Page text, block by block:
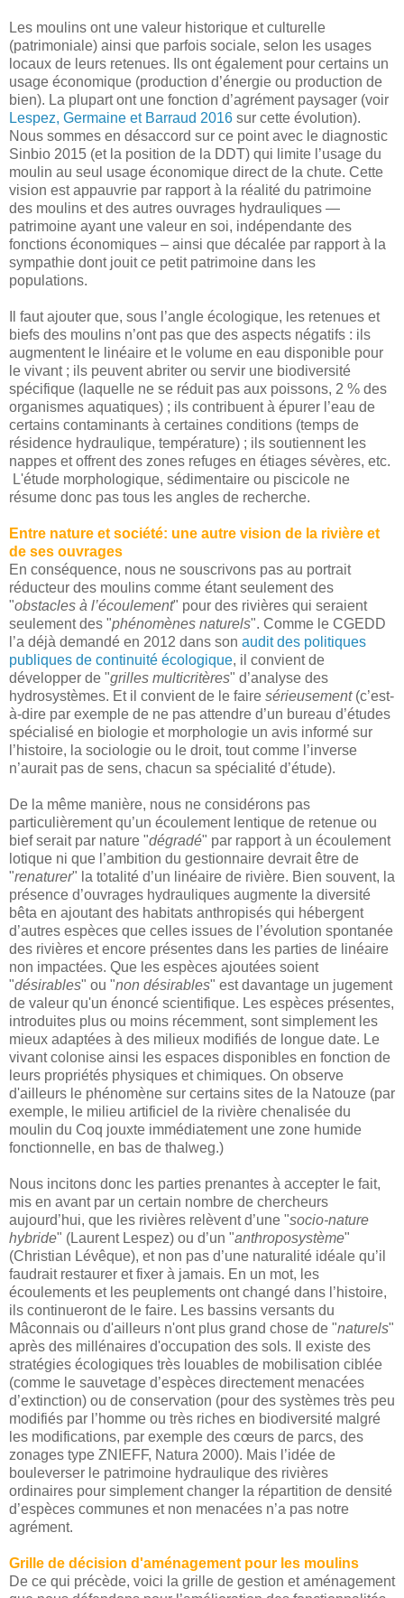
Les moulins ont une valeur historique et culturelle
(patrimoniale) ainsi que parfois sociale, selon les usages
locaux de leurs retenues. Ils ont également pour certains un
usage économique (production d’énergie ou production de
bien). La plupart ont une fonction d’agrément paysager (voir
Lespez, Germaine et Barraud 2016 sur cette évolution).
Nous sommes en désaccord sur ce point avec le diagnostic
Sinbio 2015 (et la position de la DDT) qui limite l’usage du
moulin au seul usage économique direct de la chute. Cette
vision est appauvrie par rapport à la réalité du patrimoine
des moulins et des autres ouvrages hydrauliques —
patrimoine ayant une valeur en soi, indépendante des
fonctions économiques – ainsi que décalée par rapport à la
sympathie dont jouit ce petit patrimoine dans les
populations.
Il faut ajouter que, sous l’angle écologique, les retenues et
biefs des moulins n’ont pas que des aspects négatifs : ils
augmentent le linéaire et le volume en eau disponible pour
le vivant ; ils peuvent abriter ou servir une biodiversité
spécifique (laquelle ne se réduit pas aux poissons, 2 % des
organismes aquatiques) ; ils contribuent à épurer l’eau de
certains contaminants à certaines conditions (temps de
résidence hydraulique, température) ; ils soutiennent les
nappes et offrent des zones refuges en étiages sévères, etc.
L'étude morphologique, sédimentaire ou piscicole ne
résume donc pas tous les angles de recherche.
Entre nature et société: une autre vision de la rivière et
de ses ouvrages
En conséquence, nous ne souscrivons pas au portrait
réducteur des moulins comme étant seulement des
"obstacles à l’écoulement" pour des rivières qui seraient
seulement des "phénomènes naturels". Comme le CGEDD
l’a déjà demandé en 2012 dans son audit des politiques
publiques de continuité écologique, il convient de
développer de "grilles multicritères" d’analyse des
hydrosystèmes. Et il convient de le faire sérieusement(c’est-
à-dire par exemple de ne pas attendre d’un bureau d’études
spécialisé en biologie et morphologie un avis informé sur
l’histoire, la sociologie ou le droit, tout comme l’inverse
n’aurait pas de sens, chacun sa spécialité d’étude).
De la même manière, nous ne considérons pas
particulièrement qu’un écoulement lentique de retenue ou
bief serait par nature "dégradé" par rapport à un écoulement
lotique ni que l’ambition du gestionnaire devrait être de
"renaturer" la totalité d’un linéaire de rivière. Bien souvent, la
présence d’ouvrages hydrauliques augmente la diversité
bêta en ajoutant des habitats anthropisés qui hébergent
d’autres espèces que celles issues de l’évolution spontanée
des rivières et encore présentes dans les parties de linéaire
non impactées. Que les espèces ajoutées soient
"désirables" ou "non désirables" est davantage un jugement
de valeur qu'un énoncé scientifique. Les espèces présentes,
introduites plus ou moins récemment, sont simplement les
mieux adaptées à des milieux modifiés de longue date. Le
vivant colonise ainsi les espaces disponibles en fonction de
leurs propriétés physiques et chimiques. On observe
d'ailleurs le phénomène sur certains sites de la Natouze (par
exemple, le milieu artificiel de la rivière chenalisée du
moulin du Coq jouxte immédiatement une zone humide
fonctionnelle, en bas de thalweg.)
Nous incitons donc les parties prenantes à accepter le fait,
mis en avant par un certain nombre de chercheurs
aujourd’hui, que les rivières relèvent d’une "socio-nature
hybride" (Laurent Lespez) ou d’un "anthroposystème"
(Christian Lévêque), et non pas d’une naturalité idéale qu’il
faudrait restaurer et fixer à jamais. En un mot, les
écoulements et les peuplements ont changé dans l’histoire,
ils continueront de le faire. Les bassins versants du
Mâconnais ou d'ailleurs n'ont plus grand chose de "naturels"
après des millénaires d'occupation des sols. Il existe des
stratégies écologiques très louables de mobilisation ciblée
(comme le sauvetage d’espèces directement menacées
d’extinction) ou de conservation (pour des systèmes très peu
modifiés par l’homme ou très riches en biodiversité malgré
les modifications, par exemple des cœurs de parcs, des
zonages type ZNIEFF, Natura 2000). Mais l’idée de
bouleverser le patrimoine hydraulique des rivières
ordinaires pour simplement changer la répartition de densité
d’espèces communes et non menacées n’a pas notre
agrément.
Grille de décision d'aménagement pour les moulins
De ce qui précède, voici la grille de gestion et aménagement